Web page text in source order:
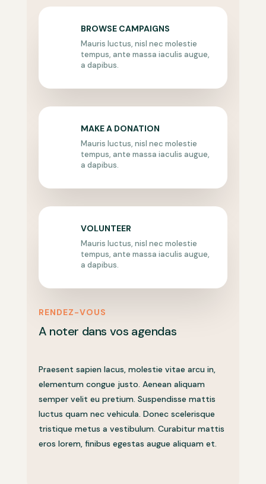
BROWSE CAMPAIGNS
Mauris luctus, nisl nec molestie
tempus, ante massa iaculis augue,
a dapibus.
MAKE A DONATION
Mauris luctus, nisl nec molestie
tempus, ante massa iaculis augue,
a dapibus.
VOLUNTEER
Mauris luctus, nisl nec molestie
tempus, ante massa iaculis augue,
a dapibus.
RENDEZ-VOUS
A noter dans vos agendas
Praesent sapien lacus, molestie vitae arcu in,
elementum congue justo. Aenean aliquam
semper velit eu pretium. Suspendisse mattis
luctus quam nec vehicula. Donec scelerisque
tristique metus a vestibulum. Curabitur mattis
eros lorem, finibus egestas augue aliquam et.